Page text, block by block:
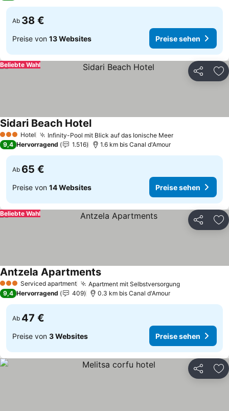
Ab 38 €
Preise von 13 Websites Preise sehen
Teilen
Beliebte Wahl
3 SterneHotel Infinity-Pool mit Blick auf das Ionische Meer
Sidari Beach Hotel
9,4 Hervorragend 1.516 1.6 km bis Canal d'Amour
Ab 65 €
Preise von 14 Websites Preise sehen
Teilen
Beliebte Wahl
3 SterneServiced apartment Apartment mit Selbstversorgung
Antzela Apartments
9,4 Hervorragend 409 0.3 km bis Canal d'Amour
Ab 47 €
Preise von 3 Websites Preise sehen
Teilen